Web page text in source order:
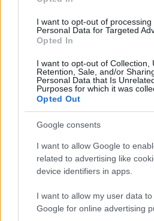
I want to opt-out of processing
Personal Data for Targeted
Opted In
I want to opt-out of Collection,
Retention, Sale, and/or
Personal Data that Is
Purposes for which it was
Opted Out
Google consents
I want to allow Google to
related to advertising like
device identifiers in apps.
I want to allow my user data
Google for online advertising
Stavio je štene vučjaka u
vukom, ono što je u
jednom dahu! (VIDEO)
Saznaj više